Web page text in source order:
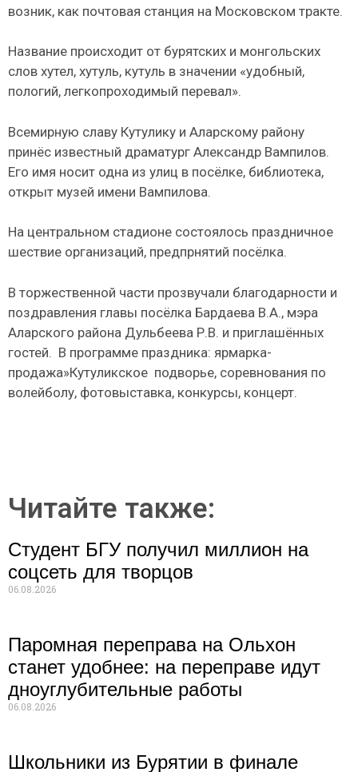
возник, как почтовая станция на Московском тракте.
Название происходит от бурятских и монгольских
слов хутел, хутуль, кутуль в значении «удобный,
пологий, легкопроходимый перевал».
Всемирную славу Кутулику и Аларскому району
принёс известный драматург Александр Вампилов.
Его имя носит одна из улиц в посёлке, библиотека,
открыт музей имени Вампилова.
На центральном стадионе состоялось праздничное
шествие организаций, предпрнятий посёлка.
В торжественной части прозвучали благодарности и
поздравления главы посёлка Бардаева В.А., мэра
Аларского района Дульбеева Р.В. и приглашённых
гостей. В программе праздника: ярмарка-
продажа»Кутуликское подворье, соревнования по
волейболу, фотовыставка, конкурсы, концерт.
Читайте также:
Студент БГУ получил миллион на
соцсеть для творцов
06.08.2026
Паромная переправа на Ольхон
станет удобнее: на переправе идут
дноуглубительные работы
06.08.2026
Школьники из Бурятии в финале